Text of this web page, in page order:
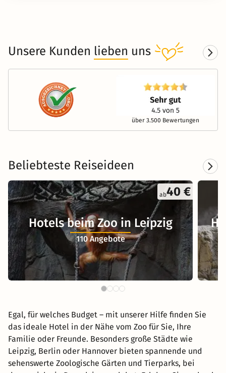
Unsere Kunden lieben uns
über 3.500 Bewertungen
Beliebteste Reiseideen
ab40 €
Hotels beim Zoo in Leipzig
110 Angebote
Egal, für welches Budget – mit unserer Hilfe finden Sie
das ideale Hotel in der Nähe vom Zoo für Sie, Ihre
Familie oder Freunde. Besonders große Städte wie
Leipzig, Berlin oder Hannover bieten spannende und
sehenswerte Zoologische Gärten und Tierparks, bei